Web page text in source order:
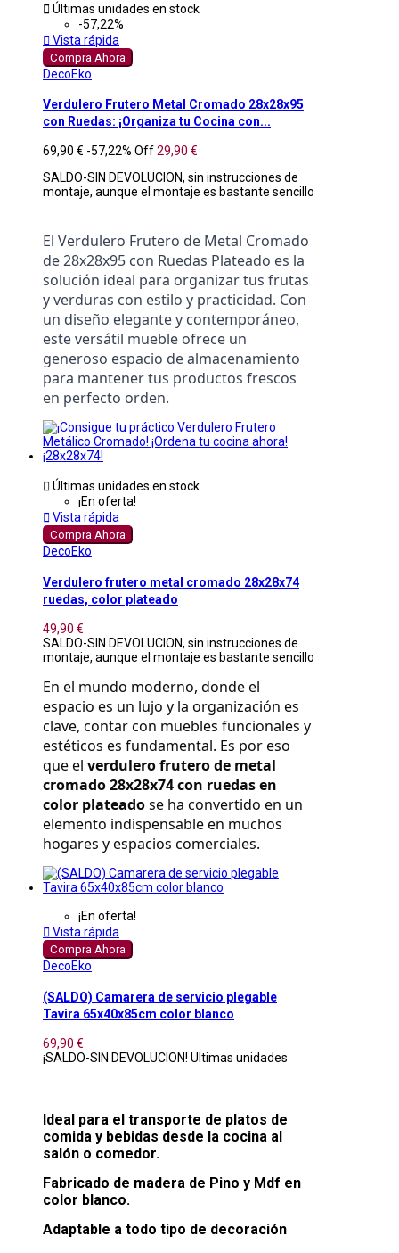
 Últimas unidades en stock
-57,22%
 Vista rápida
Compra Ahora
DecoEko
Verdulero Frutero Metal Cromado 28x28x95
con Ruedas: ¡Organiza tu Cocina con...
69,90 € -57,22% Off29,90 €
SALDO-SIN DEVOLUCION, sin instrucciones de
montaje, aunque el montaje es bastante sencillo
El Verdulero Frutero de Metal Cromado
de 28x28x95 con Ruedas Plateado es la
solución ideal para organizar tus frutas
y verduras con estilo y practicidad. Con
un diseño elegante y contemporáneo,
este versátil mueble ofrece un
generoso espacio de almacenamiento
para mantener tus productos frescos
en perfecto orden.
 Últimas unidades en stock
¡En oferta!
 Vista rápida
Compra Ahora
DecoEko
Verdulero frutero metal cromado 28x28x74
ruedas, color plateado
49,90 €
SALDO-SIN DEVOLUCION, sin instrucciones de
montaje, aunque el montaje es bastante sencillo
En el mundo moderno, donde el
espacio es un lujo y la organización es
clave, contar con muebles funcionales y
estéticos es fundamental. Es por eso
que el verdulero frutero de metal
cromado 28x28x74 con ruedas en
color plateado se ha convertido en un
elemento indispensable en muchos
hogares y espacios comerciales.
¡En oferta!
 Vista rápida
Compra Ahora
DecoEko
(SALDO) Camarera de servicio plegable
Tavira 65x40x85cm color blanco
69,90 €
¡SALDO-SIN DEVOLUCION! Ultimas unidades
Ideal para el transporte de platos de
comida y bebidas desde la cocina al
salón o comedor.
Fabricado de madera de Pino y Mdf en
color blanco.
Adaptable a todo tipo de decoración